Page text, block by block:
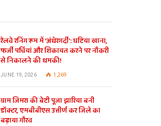
रेलवे रनिंग रूम में ‘अंधेरगर्दी’: घटिया खाना,
फर्जी पर्चियां और शिकायत करने पर नौकरी
से निकालने की धमकी!
JUNE 19, 2026 1,269
ग्राम जिमरा की बेटी पूजा झारिया बनी
डॉक्टर, एमबीबीएस उत्तीर्ण कर जिले का
बढ़ाया गौरव